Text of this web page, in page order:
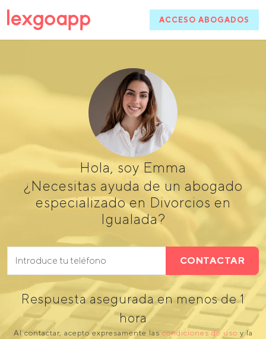
ACCESO ABOGADOS
Hola, soy Emma
¿Necesitas ayuda de un abogado
especializado en Divorcios en
Igualada?
CONTACTAR
Respuesta asegurada en menos de 1
hora
Al contactar, acepto expresamente las condiciones de uso y la